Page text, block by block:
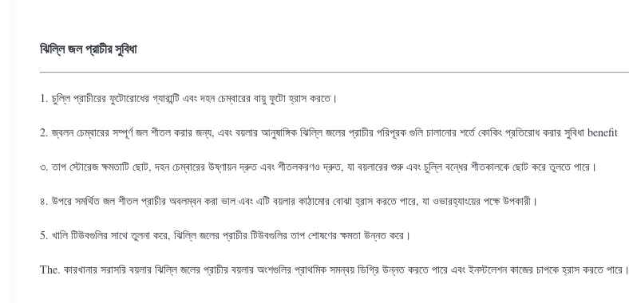
ঝিল্লি জল প্রাচীর সুবিধা
1. চুল্লি প্রাচীরের ফুটোরোধের গ্যারান্টি এবং দহন চেম্বারের বায়ু ফুটো হ্রাস করতে।
2. জ্বলন চেম্বারের সম্পূর্ণ জল শীতল করার জন্য, এবং বয়লার আনুষাঙ্গিক ঝিল্লি জলের প্রাচীর পরিপূরক গুলি চালানোর শর্তে কোকিং প্রতিরোধ করার সুবিধা benefit
৩. তাপ স্টোরেজ ক্ষমতাটি ছোট, দহন চেম্বারের উষ্ণায়ন দ্রুত এবং শীতলকরণও দ্রুত, যা বয়লারের শুরু এবং চুল্লি বন্ধের শীতকালকে ছোট করে তুলতে পারে।
৪. উপরে সমর্থিত জল শীতল প্রাচীর অবলম্বন করা ভাল এবং এটি বয়লার কাঠামোর বোঝা হ্রাস করতে পারে, যা ওভারহ্যাংয়ের পক্ষে উপকারী।
5. খালি টিউবগুলির সাথে তুলনা করে, ঝিল্লি জলের প্রাচীর টিউবগুলির তাপ শোষণের ক্ষমতা উন্নত করে।
The. কারখানার সরাসরি বয়লার ঝিল্লি জলের প্রাচীর বয়লার অংশগুলির প্রাথমিক সমন্বয় ডিগ্রি উন্নত করতে পারে এবং ইনস্টলেশন কাজের চাপকে হ্রাস করতে পারে।